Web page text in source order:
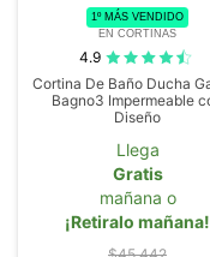
1º MÁS VENDIDO
EN CORTINAS
4.9
Cortina De Baño Ducha
Bagno3 Impermeable
Diseño
Llega
Gratis
mañana o
¡Retiralo mañana!